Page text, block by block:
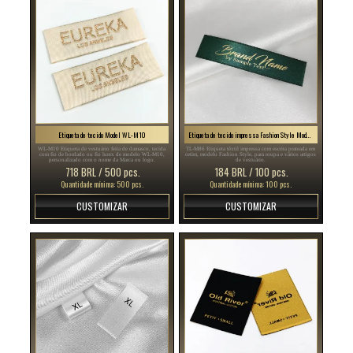
Etiqueta de tecido Model WL-M10
WL-M10 Etiqueta de vestuário feita de damasco, tecida
com fio de bordado ou fio lurex de modelo WL-M10,
personalizado com o nome da Marca ou logo.
718 BRL / 500 pcs.
Quantidade mínima: 500 pcs.
CUSTOMIZAR
Etiqueta de tecido impressa Fashion Style Model TL-M86
TL-M86 Etiqueta têxtil impressa com escrita prateada em
cetim, modelo Fashion Style, para roupa e vários artigos
de vestuário.
184 BRL / 100 pcs.
Quantidade mínima: 100 pcs.
CUSTOMIZAR